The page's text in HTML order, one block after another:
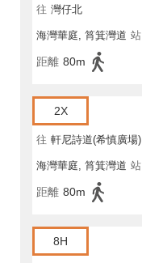
往 灣仔北
海灣華庭, 筲箕灣道 站
距離 80m
2X
往 軒尼詩道(希慎廣場)
海灣華庭, 筲箕灣道 站
距離 80m
8H